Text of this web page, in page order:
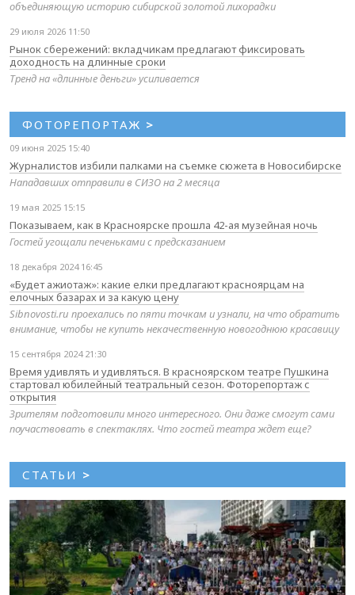
объединяющую историю сибирской золотой лихорадки
29 июля 2026 11:50
Рынок сбережений: вкладчикам предлагают фиксировать
доходность на длинные сроки
Тренд на «длинные деньги» усиливается
ФОТОРЕПОРТАЖ >
09 июня 2025 15:40
Журналистов избили палками на съемке сюжета в Новосибирске
Нападавших отправили в СИЗО на 2 месяца
19 мая 2025 15:15
Показываем, как в Красноярске прошла 42-ая музейная ночь
Гостей угощали печеньками с предсказанием
18 декабря 2024 16:45
«Будет ажиотаж»: какие елки предлагают красноярцам на
елочных базарах и за какую цену
Sibnovosti.ru проехались по пяти точкам и узнали, на что обратить
внимание, чтобы не купить некачественную новогоднюю красавицу
15 сентября 2024 21:30
Время удивлять и удивляться. В красноярском театре Пушкина
стартовал юбилейный театральный сезон. Фоторепортаж с
открытия
Зрителям подготовили много интересного. Они даже смогут сами
поучаствовать в спектаклях. Что гостей театра ждет еще?
СТАТЬИ >